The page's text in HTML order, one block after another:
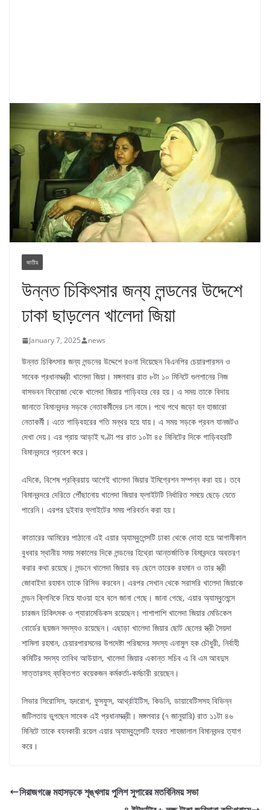
জাতীয়
উন্নত চিকিৎসার জন্য লন্ডনের উদ্দেশে
ঢাকা ছাড়লেন খালেদা জিয়া
January 7, 2025 news
উন্নত চিকিৎসার জন্য লন্ডনের উদ্দেশে রওনা দিয়েছেন বিএনপির চেয়ারপারসন ও
সাবেক প্রধানমন্ত্রী খালেদা জিয়া। মঙ্গলবার রাত ৮টা ১০ মিনিটে গুলশানের নিজ
বাসভবন ফিরোজা থেকে খালেদা জিয়ার গাড়িবহর বের হয়। এ সময় তাকে বিদায়
জানাতে বিমানবন্দর সড়কে নেতাকর্মীদের ঢল নামে। পথে পথে জড়ো হন হাজারো
নেতাকর্মী। এতে গাড়িবহরের গতি মন্থর হয়ে যায়। এ সময় সড়কে প্রবল যানজটও
দেখা দেয়। এর প্রায় আড়াই ঘণ্টা পর রাত ১০টা ৪৫ মিনিটের দিকে গাড়িবহরটি
বিমানবন্দরে প্রবেশ করে।
এদিকে, বিশেষ প্রক্রিয়ায় আগেই খালেদা জিয়ার ইমিগ্রেশন সম্পন্ন করা হয়। তবে
বিমানবন্দরে দেরিতে পৌঁছানোয় খালেদা জিয়ার ফ্লাইটটি নির্ধারিত সময়ে ছেড়ে যেতে
পারেনি। এরপর দুইবার ফ্লাইটের সময় পরিবর্তন করা হয়।
কাতারের আমিরের পাঠানো এই এয়ার অ্যাম্বুলেন্সটি ঢাকা থেকে দোহা হয়ে আগামীকাল
বুধবার স্থানীয় সময় সকালের দিকে লন্ডনের হিথ্রো আন্তর্জাতিক বিমাবন্দরে অবতরণ
করার কথা রয়েছে। লন্ডনে খালেদা জিয়ার বড় ছেলে তারেক রহমান ও তার স্ত্রী
জোবাইদা রহমান তাকে রিসিভ করবেন। এরপর সেখান থেকে সরাসরি খালেদা জিয়াকে
লন্ডন ক্লিনিকে নিয়ে যাওয়া হবে বলে জানা গেছে। জানা গেছে, এয়ার অ্যাম্বুলেন্সে
চারজন চিকিৎসক ও প্যারামেডিকস রয়েছেন। পাশাপাশি খালেদা জিয়ার মেডিকেল
বোর্ডের ছয়জন সদস্যও রয়েছেন। এছাড়া খালেদা জিয়ার ছোট ছেলের স্ত্রী সৈয়দা
শামিলা রহমান, চেয়ারপারসনের উপদেষ্টা পরিষদের সদস্য এনামুল হক চৌধুরী, নির্বাহী
কমিটির সদস্য তাবিথ আউয়াল, খালেদা জিয়ার একান্ত সচিব এ বি এম আবদুস
সাত্তারসহ ব্যক্তিগত কয়েকজন কর্মকর্তা-কর্মচারী রয়েছেন।
লিভার সিরোসিস, হৃদরোগ, ফুসফুস, আর্থ্রাইটিস, কিডনি, ডায়াবেটিসসহ বিভিন্ন
জটিলতায় ভুগছেন সাবেক এই প্রধানমন্ত্রী। মঙ্গলবার (৭ জানুয়ারি) রাত ১১টা ৪৬
মিনিটে তাকে বহনকারী রয়েল এয়ার অ্যাম্বুলেন্সটি হযরত শাহজালাল বিমানবন্দর ত্যাগ
করে।
সিরাজগঞ্জে মহাসড়কে শৃঙ্খলায় পুলিশ সুপারের মতবিনিময় সভা